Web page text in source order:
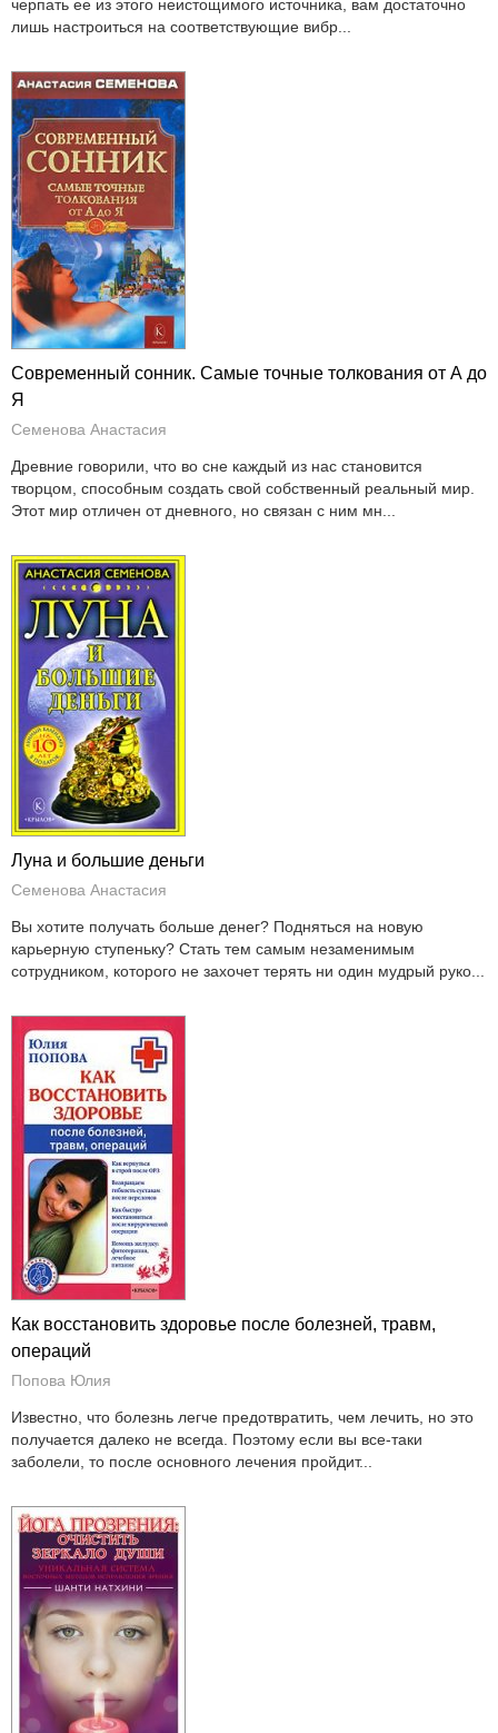
черпать ее из этого неистощимого источника, вам достаточно
лишь настроиться на соответствующие вибр...
Современный сонник. Самые точные толкования от А до
Я
Семенова Анастасия
Древние говорили, что во сне каждый из нас становится
творцом, способным создать свой собственный реальный мир.
Этот мир отличен от дневного, но связан с ним мн...
Луна и большие деньги
Семенова Анастасия
Вы хотите получать больше денег? Подняться на новую
карьерную ступеньку? Стать тем самым незаменимым
сотрудником, которого не захочет терять ни один мудрый руко...
Как восстановить здоровье после болезней, травм,
операций
Попова Юлия
Известно, что болезнь легче предотвратить, чем лечить, но это
получается далеко не всегда. Поэтому если вы все-таки
заболели, то после основного лечения пройдит...